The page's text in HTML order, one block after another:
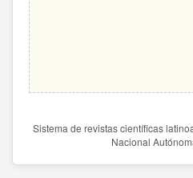
Sistema de revistas científicas
Nacional